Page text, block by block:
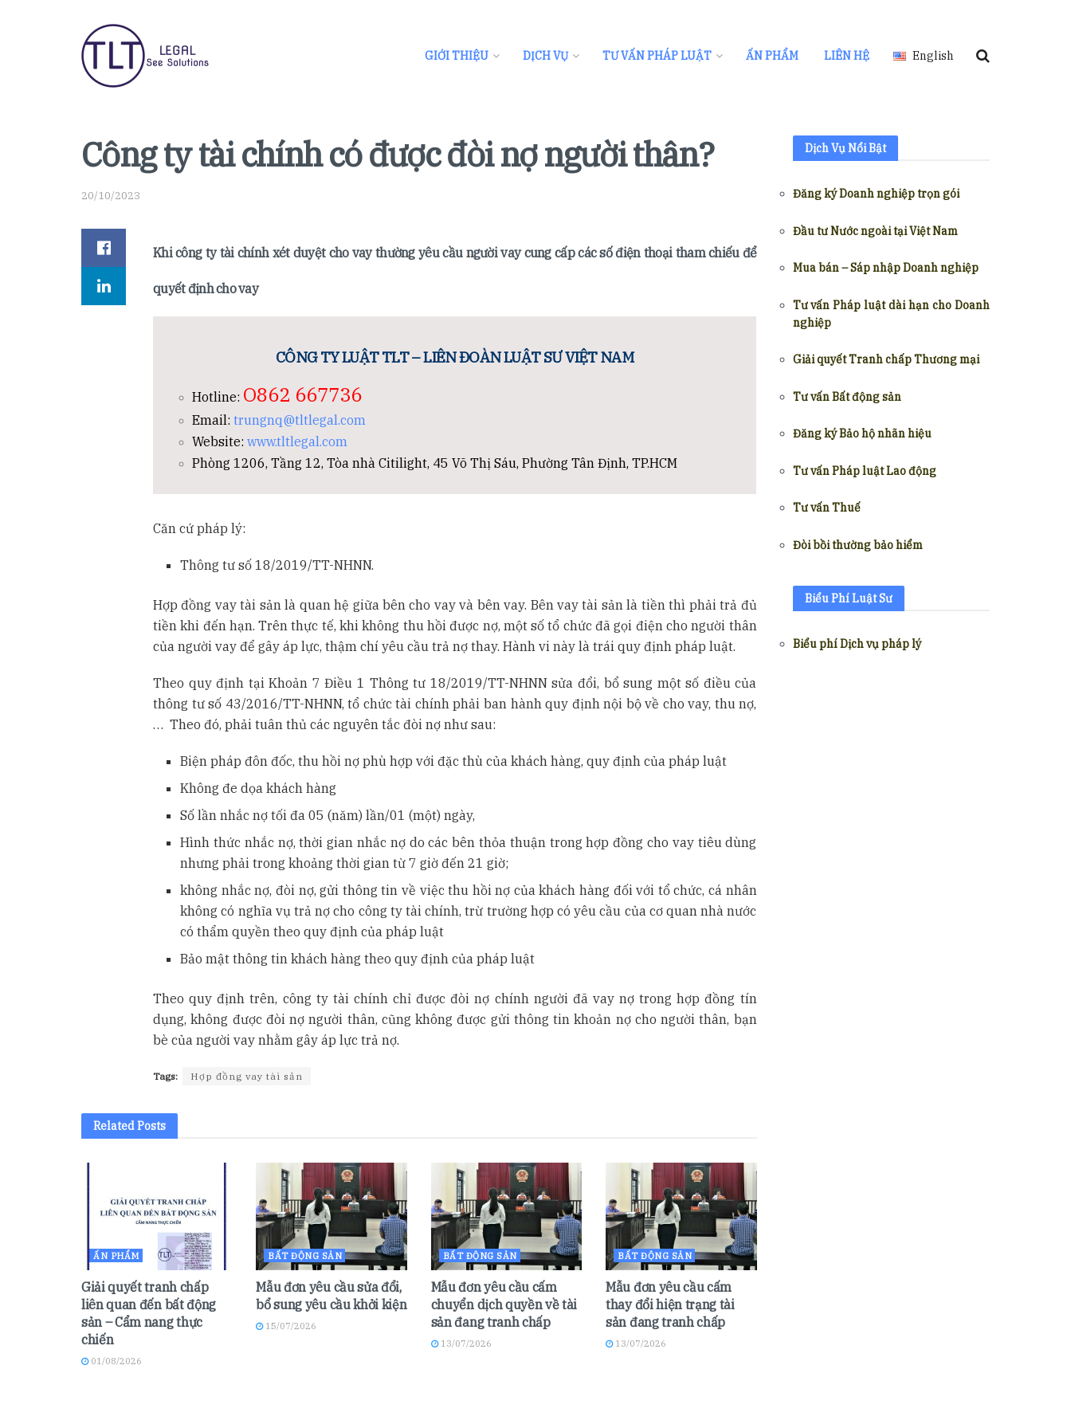
GIỚI THIỆU DỊCH VỤ TƯ VẤN PHÁP LUẬT ẤN PHẨM LIÊN HỆ English
Công ty tài chính có được đòi nợ người thân?
20/10/2023
Khi công ty tài chính xét duyệt cho vay thường yêu cầu người vay cung cấp các số điện thoại tham chiếu để
quyết định cho vay
CÔNG TY LUẬT TLT – LIÊN ĐOÀN LUẬT SƯ VIỆT NAM
Hotline: O862 667736
Email: trungnq@tltlegal.com
Website:www.tltlegal.com
Phòng 1206, Tầng 12, Tòa nhà Citilight, 45 Võ Thị Sáu, Phường Tân Định, TP.HCM
Căn cứ pháp lý:
Thông tư số 18/2019/TT-NHNN.
Hợp đồng vay tài sản là quan hệ giữa bên cho vay và bên vay. Bên vay tài sản là tiền thì phải trả đủ
tiền khi đến hạn. Trên thực tế, khi không thu hồi được nợ, một số tổ chức đã gọi điện cho người thân
của người vay để gây áp lực, thậm chí yêu cầu trả nợ thay. Hành vi này là trái quy định pháp luật.
Theo quy định tại Khoản 7 Điều 1 Thông tư 18/2019/TT-NHNN sửa đổi, bổ sung một số điều của
thông tư số 43/2016/TT-NHNN, tổ chức tài chính phải ban hành quy định nội bộ về cho vay, thu nợ,
… Theo đó, phải tuân thủ các nguyên tắc đòi nợ như sau:
Biện pháp đôn đốc, thu hồi nợ phù hợp với đặc thù của khách hàng, quy định của pháp luật
Không đe dọa khách hàng
Số lần nhắc nợ tối đa 05 (năm) lần/01 (một) ngày,
Hình thức nhắc nợ, thời gian nhắc nợ do các bên thỏa thuận trong hợp đồng cho vay tiêu dùng
nhưng phải trong khoảng thời gian từ 7 giờ đến 21 giờ;
không nhắc nợ, đòi nợ, gửi thông tin về việc thu hồi nợ của khách hàng đối với tổ chức, cá nhân
không có nghĩa vụ trả nợ cho công ty tài chính, trừ trường hợp có yêu cầu của cơ quan nhà nước
có thẩm quyền theo quy định của pháp luật
Bảo mật thông tin khách hàng theo quy định của pháp luật
Theo quy định trên, công ty tài chính chỉ được đòi nợ chính người đã vay nợ trong hợp đồng tín
dụng, không được đòi nợ người thân, cũng không được gửi thông tin khoản nợ cho người thân, bạn
bè của người vay nhằm gây áp lực trả nợ.
Tags: Hợp đồng vay tài sản
RelatedPosts
ẤN PHẨM
Giải quyết tranh chấp
liên quan đến bất động
sản – Cẩm nang thực
chiến
01/08/2026
BẤT ĐỘNG SẢN
Mẫu đơn yêu cầu sửa đổi,
bổ sung yêu cầu khởi kiện
15/07/2026
BẤT ĐỘNG SẢN
Mẫu đơn yêu cầu cấm
chuyển dịch quyền về tài
sản đang tranh chấp
13/07/2026
BẤT ĐỘNG SẢN
Mẫu đơn yêu cầu cấm
thay đổi hiện trạng tài
sản đang tranh chấp
13/07/2026
Dịch Vụ Nổi Bật
Đăng ký Doanh nghiệp trọn gói
Đầu tư Nước ngoài tại Việt Nam
Mua bán – Sáp nhập Doanh nghiệp
Tư vấn Pháp luật dài hạn cho Doanh
nghiệp
Giải quyết Tranh chấp Thương mại
Tư vấn Bất động sản
Đăng ký Bảo hộ nhãn hiệu
Tư vấn Pháp luật Lao động
Tư vấn Thuế
Đòi bồi thường bảo hiểm
Biểu Phí Luật Sư
Biểu phí Dịch vụ pháp lý